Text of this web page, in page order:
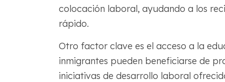
colocación laboral, ayudando a los
rápido.
Otro factor clave es el acceso a la
inmigrantes pueden beneficiarse de
iniciativas de desarrollo laboral